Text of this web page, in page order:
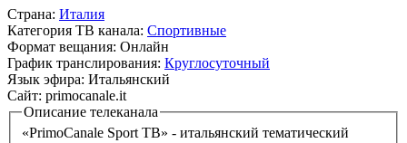
Страна: Италия
Категория ТВ канала: Спортивные
Формат вещания: Онлайн
График транслирования: Круглосуточный
Язык эфира: Итальянский
Сайт: primocanale.it
Описание телеканала
«PrimoCanale Sport ТВ» - итальянский тематический